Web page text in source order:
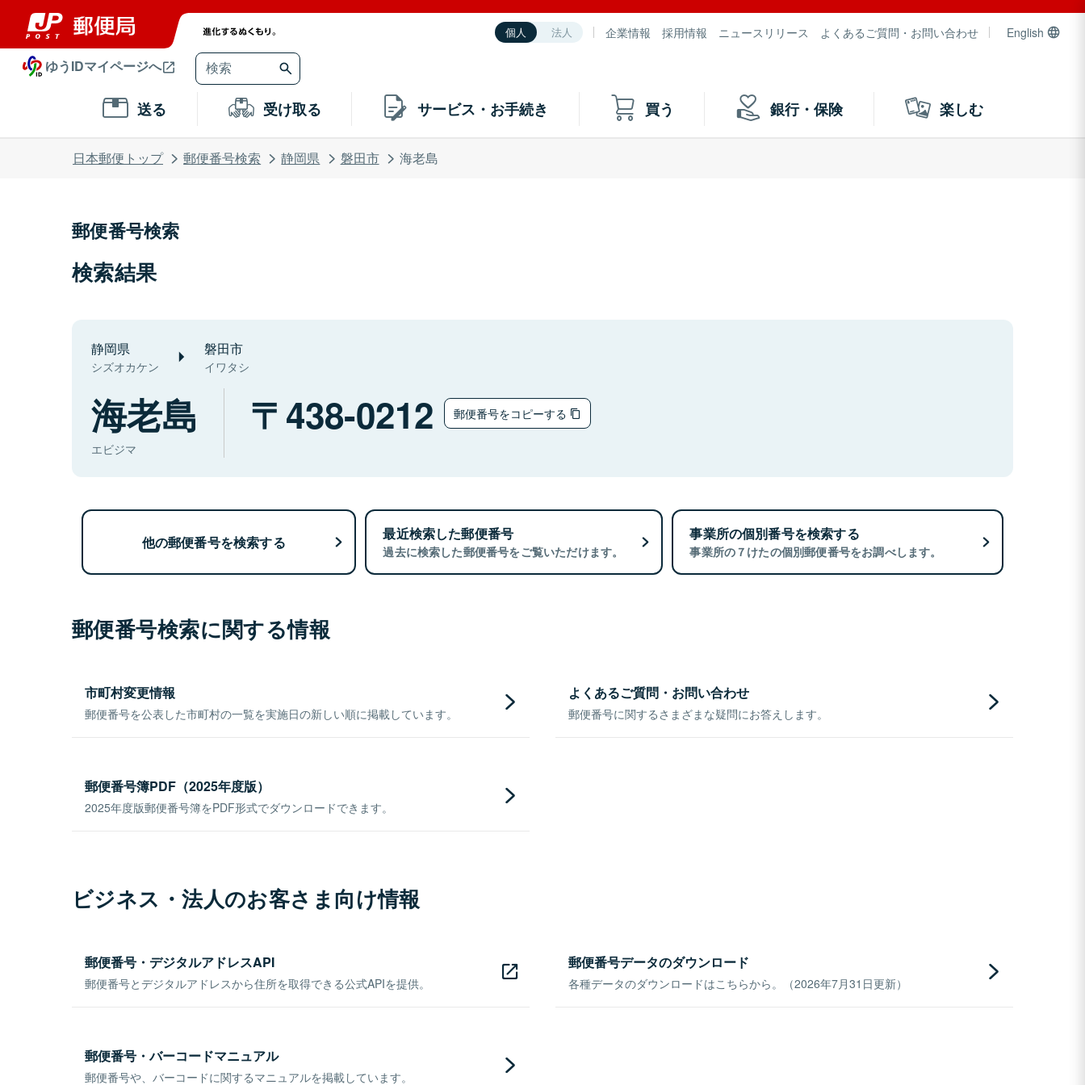
個人 法人 企業情報 採用情報 ニュースリリース よくあるご質問・お問い合わせ English
ゆうIDマイページへ
送る 受け取る サービス・お手続き 買う 銀行・保険 楽しむ
日本郵便トップ 郵便番号検索 静岡県 磐田市 海老島
郵便番号検索
検索結果
静岡県
シズオカケン
磐田市
イワタシ
海老島
エビジマ
438-0212 郵便番号をコピーする
他の郵便番号を検索する 最近検索した郵便番号
過去に検索した郵便番号をご覧いただけます。
事業所の個別番号を検索する
事業所の７けたの個別郵便番号をお調べします。
郵便番号検索に関する情報
市町村変更情報
郵便番号を公表した市町村の一覧を実施日の新しい順に掲載しています。
よくあるご質問・お問い合わせ
郵便番号に関するさまざまな疑問にお答えします。
郵便番号簿PDF（2025年度版）
2025年度版郵便番号簿をPDF形式でダウンロードできます。
ビジネス・法人のお客さま向け情報
郵便番号・デジタルアドレスAPI
郵便番号とデジタルアドレスから住所を取得できる公式APIを提供。
郵便番号データのダウンロード
各種データのダウンロードはこちらから。（2026年7月31日更新）
郵便番号・バーコードマニュアル
郵便番号や、バーコードに関するマニュアルを掲載しています。